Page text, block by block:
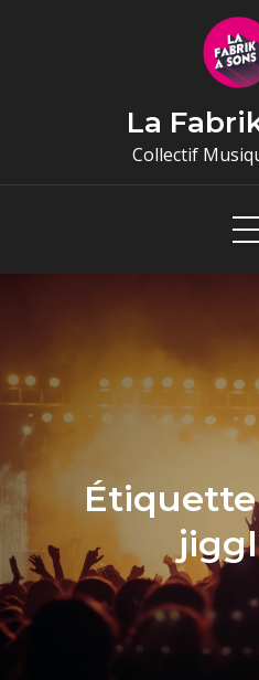
La
Collectif
Étiquette